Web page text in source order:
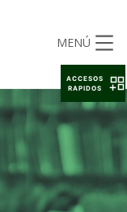
MENÚ
ACCESOS
RAPIDOS